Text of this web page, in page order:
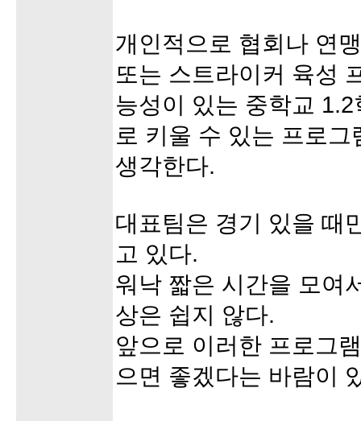
개인적으로 협회나 연
또는 스트라이커 육성
능성이 있는 중학교
로 키울 수 있는 프로
생각한다.
대표팀은 경기 있을 때
고 있다.
워낙 짧은 시간을 모여
상은 쉽지 않다.
앞으로 이러한 프로그
으면 좋겠다는 바람이